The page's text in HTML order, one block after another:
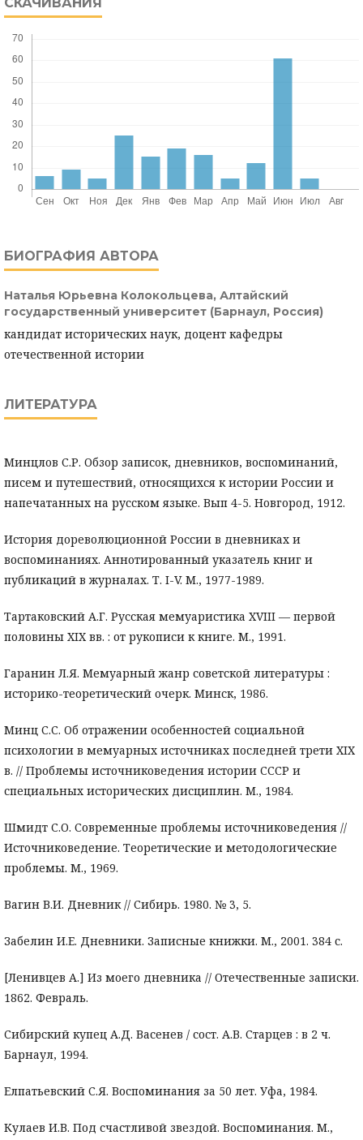
СКАЧИВАНИЯ
БИОГРАФИЯ АВТОРА
Наталья Юрьевна Колокольцева, Алтайский
государственный университет (Барнаул, Россия)
кандидат исторических наук, доцент кафедры
отечественной истории
ЛИТЕРАТУРА
Минцлов С.Р. Обзор записок, дневников, воспоминаний,
писем и путешествий, относящихся к истории России и
напечатанных на русском языке. Вып 4-5. Новгород, 1912.
История дореволюционной России в дневниках и
воспоминаниях. Аннотированный указатель книг и
публикаций в журналах. Т. I-V. М., 1977-1989.
Тартаковский А.Г. Русская мемуаристика XVIII — первой
половины XIX вв. : от рукописи к книге. М., 1991.
Гаранин Л.Я. Мемуарный жанр советской литературы :
историко-теоретический очерк. Минск, 1986.
Минц С.С. Об отражении особенностей социальной
психологии в мемуарных источниках последней трети XIX
в. // Проблемы источниковедения истории СССР и
специальных исторических дисциплин. М., 1984.
Шмидт С.О. Современные проблемы источниковедения //
Источниковедение. Теоретические и методологические
проблемы. М., 1969.
Вагин В.И. Дневник // Сибирь. 1980. № 3, 5.
Забелин И.Е. Дневники. Записные книжки. М., 2001. 384 с.
[Ленивцев А.] Из моего дневника // Отечественные записки.
1862. Февраль.
Сибирский купец А.Д. Васенев / сост. А.В. Старцев : в 2 ч.
Барнаул, 1994.
Елпатьевский С.Я. Воспоминания за 50 лет. Уфа, 1984.
Кулаев И.В. Под счастливой звездой. Воспоминания. М.,